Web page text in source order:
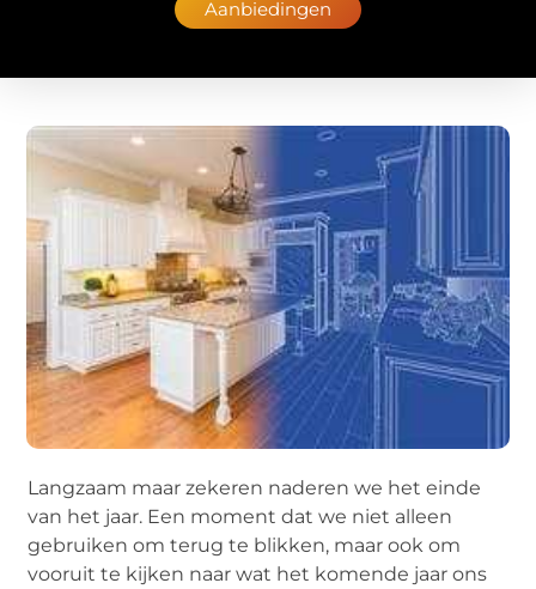
Aanbiedingen
Langzaam maar zekeren naderen we het einde
van het jaar. Een moment dat we niet alleen
gebruiken om terug te blikken, maar ook om
vooruit te kijken naar wat het komende jaar ons